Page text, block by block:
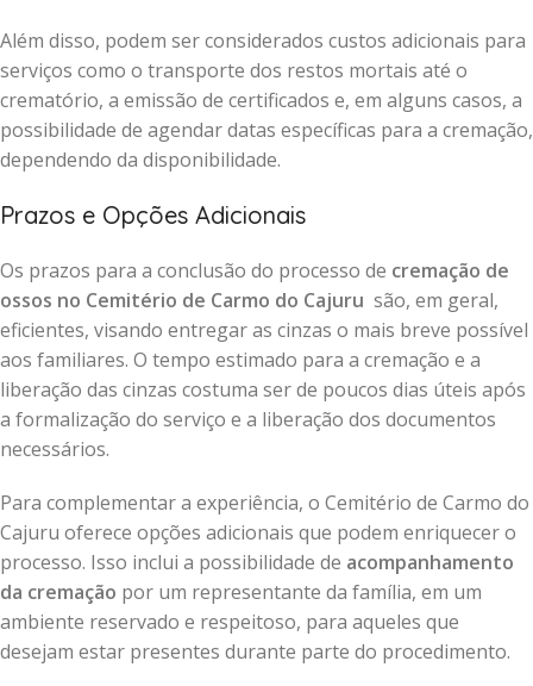
Além disso, podem ser considerados custos adicionais para
serviços como o transporte dos restos mortais até o
crematório, a emissão de certificados e, em alguns casos, a
possibilidade de agendar datas específicas para a cremação,
dependendo da disponibilidade.
Prazos e Opções Adicionais
Os prazos para a conclusão do processo de cremação de
ossos no Cemitério de Carmo do Cajuru são, em geral,
eficientes, visando entregar as cinzas o mais breve possível
aos familiares. O tempo estimado para a cremação e a
liberação das cinzas costuma ser de poucos dias úteis após
a formalização do serviço e a liberação dos documentos
necessários.
Para complementar a experiência, o Cemitério de Carmo do
Cajuru oferece opções adicionais que podem enriquecer o
processo. Isso inclui a possibilidade de acompanhamento
da cremação por um representante da família, em um
ambiente reservado e respeitoso, para aqueles que
desejam estar presentes durante parte do procedimento.